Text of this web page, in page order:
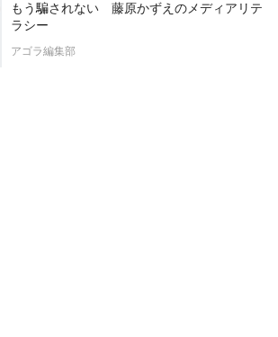
もう騙されない 藤原かずえのメディアリテ
ラシー
アゴラ編集部